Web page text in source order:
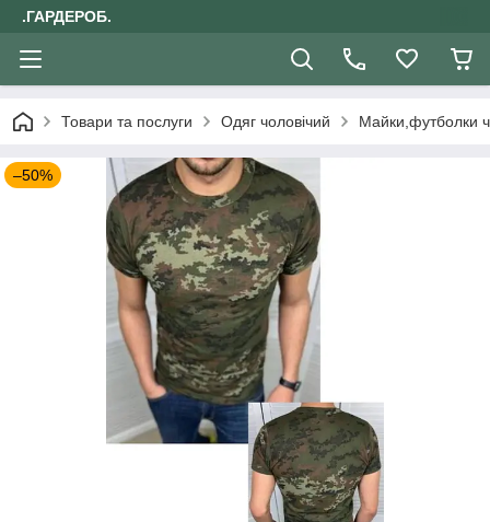
.ГАРДЕРОБ.
Товари та послуги Одяг чоловічий Майки,футболки
–50%